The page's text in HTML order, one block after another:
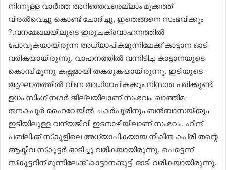
നിന്നുള്ള വാർത്ത അറിഞ്ഞവരെല്ലാം മൂക്കത്ത്
വിരൽവെച്ചു കൊണ്ട് ചോദിച്ചു, ഇതെങ്ങനെ സംഭവിക്കും
?.വനമേഖലയിലൂടെ ഇരുചക്രവാഹനത്തിൽ
പോവുകയായിരുന്ന അധ്യാപികമുന്നിലേക്ക് കാട്ടാന ഓടി
വരികയായിരുന്നു. വാഹനത്തിൽ വന്നിടിച്ച കാട്ടാനയുടെ
കൊമ്പ് മൂന്നു കഷ്ണമായി തകരുകയായിരുന്നു. ഇടിയുടെ
ആഘാതത്തിൽ വീണ അധ്യാപികക്കും നിസാര പരിക്കുണ്ട്.
ഉധം സിംഗ് നഗർ ജില്ലയിലാണ് സംഭവം. ഖാത്തിമ-
തനകപൂർ ഹൈവേയിൽ ചകർപൂരിനും ബൻബാസയ്ക്കും
ഇടിയിലുള്ള വന്യജീവി ഇടനാഴിയിലാണ് സംഭവം. ഹിന്ദ്
പബ്ലിക്ക് സ്‌കൂളിലെ അധ്യാപികയായ നികിത കപ്രി തന്റെ
ആക്ടീവ സ്‌കൂട്ടർ ഓടിച്ചു വരികയായിരുന്നു. പെട്ടെന്ന്
സ്‌കൂട്ടറിന് മുന്നിലേക്ക് കാട്ടാനക്കുട്ടി ഓടി വരികയായിരുന്നു.